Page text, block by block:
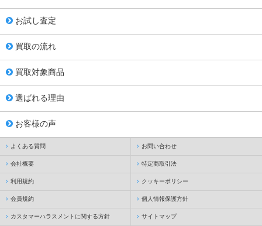
お試し査定
買取の流れ
買取対象商品
選ばれる理由
お客様の声
よくある質問 お問い合わせ
会社概要 特定商取引法
利用規約 クッキーポリシー
会員規約 個人情報保護方針
カスタマーハラスメントに関する方針 サイトマップ